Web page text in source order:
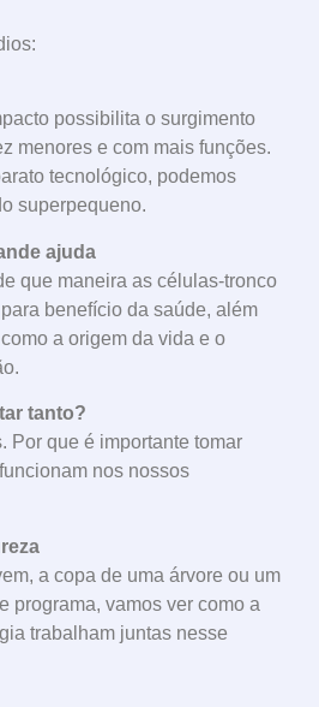
possibilita o surgimento
menores e com mais funções.
tecnológico, podemos
superpequeno.
ajuda
que maneira as células-tronco
benefício da saúde, além
a origem da vida e o
tanto?
Por que é importante tomar
nos nossos
a copa de uma árvore ou um
programa, vamos ver como a
trabalham juntas nesse